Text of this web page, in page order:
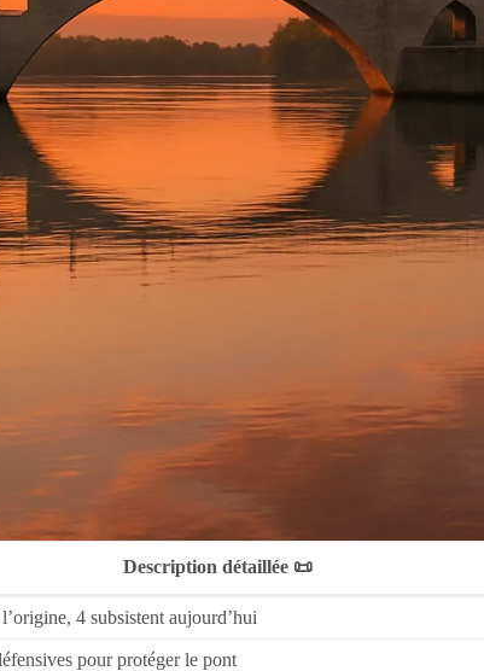
Description détaillée 📜
4 subsistent aujourd’hui
pour protéger le pont